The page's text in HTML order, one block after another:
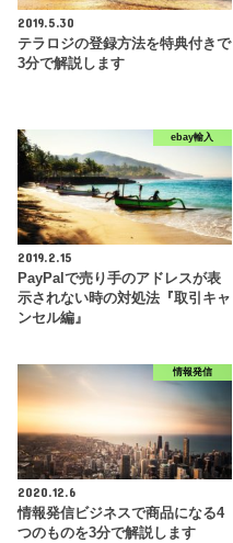
2019.5.30
テラロジの登録方法を特典付きで
3分で解説します
ebay輸入
2019.2.15
PayPalで売り手のアドレスが表
示されない時の対処法『取引キャ
ンセル編』
情報発信
2020.12.6
情報発信ビジネスで商品になる4
つのものを3分で解説します